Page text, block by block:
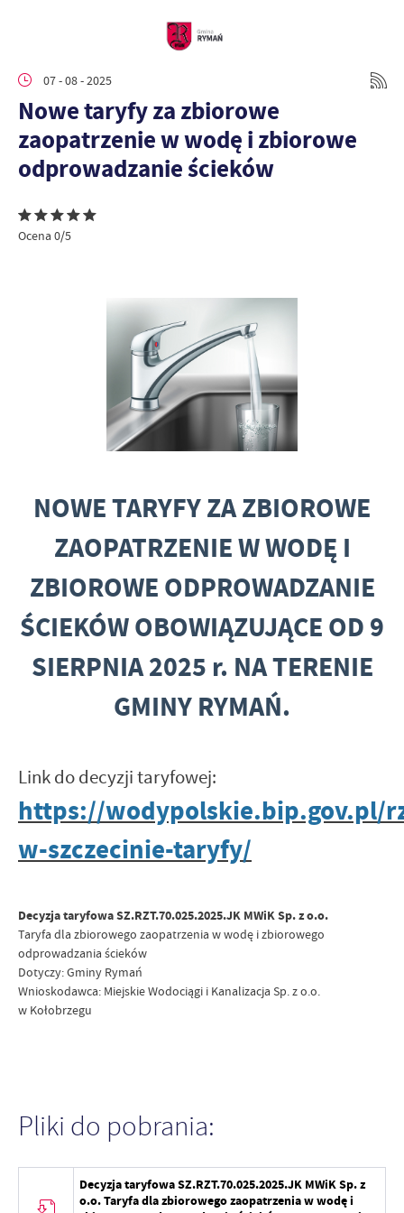
07 - 08 - 2025
Nowe taryfy za zbiorowe
zaopatrzenie w wodę i zbiorowe
odprowadzanie ścieków
Ocena 0/5
NOWE TARYFY ZA ZBIOROWE
ZAOPATRZENIE W WODĘ I
ZBIOROWE ODPROWADZANIE
ŚCIEKÓW OBOWIĄZUJĄCE OD 9
SIERPNIA 2025 r. NA TERENIE
GMINY RYMAŃ.
Link do decyzji taryfowej:
https://wodypolskie.bip.gov.pl/
w-szczecinie-taryfy/
Decyzja taryfowa SZ.RZT.70.025.2025.JK MWiK Sp. z o.o.
Taryfa dla zbiorowego zaopatrzenia w wodę i zbiorowego
odprowadzania ścieków
Dotyczy: Gminy Rymań
Wnioskodawca: Miejskie Wodociągi i Kanalizacja Sp. z o.o.
w Kołobrzegu
Pliki do pobrania:
Decyzja taryfowa SZ.RZT.70.025.2025.JK MWiK Sp. z
o.o. Taryfa dla zbiorowego zaopatrzenia w wodę i